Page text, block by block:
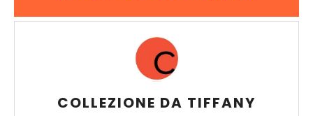
COLLEZIONE DA TIFFANY